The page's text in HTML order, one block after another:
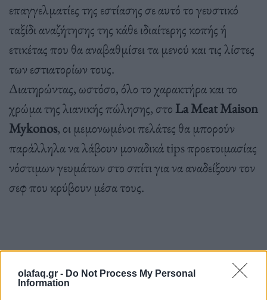
olafaq.gr - Do Not Process My Personal
Information
επαγγελματίες της εστίασης σε αυτό το γευστικό
ταξίδι αναζήτησης της κάθε ιδιαίτερης κοπής ή
ετικέτας που θα αναβαθμίσει τα μενού και τις λίστες
των εστιατορίων τους.
Διατηρώντας, ωστόσο, όλο το χαρακτήρα και το
χρώμα της λιανικής πώλησης, στο La Meat Maison
Mykonos, οι μεμονωμένοι πελάτες θα μπορούν
παράλληλα να λάβουν μοναδικά tips προετοιμασίας
νόστιμων γευμάτων στο σπίτι για να αναδείξουν τον
σεφ που κρύβουν μέσα τους.
Στο La Meat Maison Μykonos ο αέρας αλλαγής
έχει άρωμα ποιότητας.